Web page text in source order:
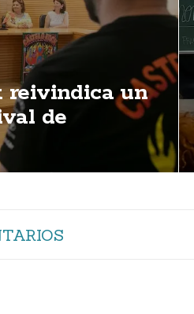
reivindica un
de